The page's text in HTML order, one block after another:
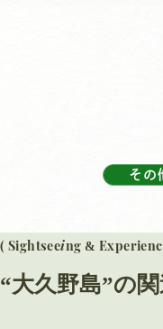
その
( Sightseeing & Experienc
“大久野島”の